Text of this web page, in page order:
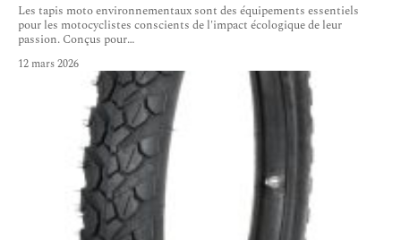
Les tapis moto environnementaux sont des équipements essentiels
pour les motocyclistes conscients de l'impact écologique de leur
passion. Conçus pour…
12 mars 2026